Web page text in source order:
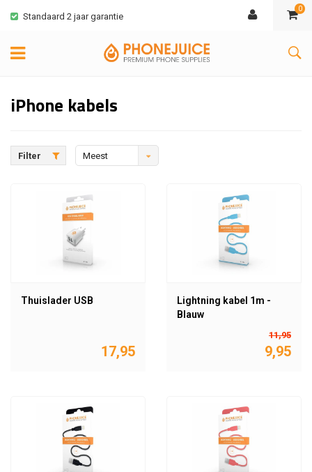
Standaard 2 jaar garantie
0
iPhone kabels
Filter
Meest
Thuislader USB
17,95
Lightning kabel 1m -
Blauw
11,95
9,95